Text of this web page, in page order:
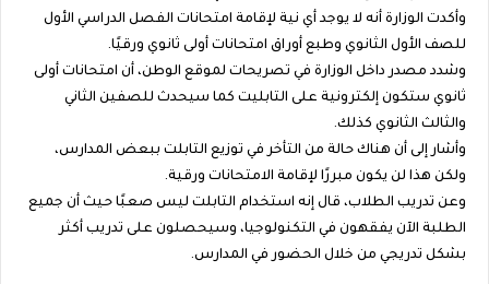
وأكدت الوزارة أنه لا يوجد أي نية لإقامة امتحانات الفصل الدراسي الأول
للصف الأول الثانوي وطبع أوراق امتحانات أولى ثانوي ورقيًا.
وشدد مصدر داخل الوزارة في تصريحات لموقع الوطن، أن امتحانات أولى
ثانوي ستكون إلكترونية على التابليت كما سيحدث للصفين الثاني
والثالث الثانوي كذلك.
وأشار إلى أن هناك حالة من التأخر في توزيع التابلت ببعض المدارس،
ولكن هذا لن يكون مبررًا لإقامة الامتحانات ورقية.
وعن تدريب الطلاب، قال إنه استخدام التابلت ليس صعبًا حيث أن جميع
الطلبة الآن يفقهون في التكنولوجيا، وسيحصلون على تدريب أكثر
بشكل تدريجي من خلال الحضور في المدارس.